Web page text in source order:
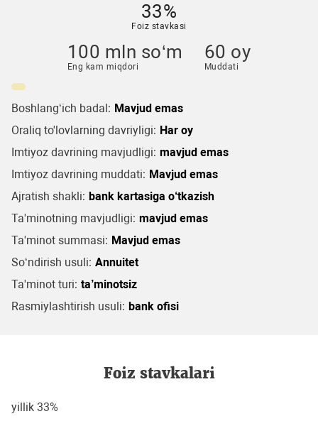
33%
Foiz stavkasi
100 mln so‘m
Eng kam miqdori
60 oy
Muddati
Boshlang‘ich badal: Mavjud emas
Oraliq to'lovlarning davriyligi: Har oy
Imtiyoz davrining mavjudligi: mavjud emas
Imtiyoz davrining muddati: Mavjud emas
Ajratish shakli: bank kartasiga o‘tkazish
Ta'minotning mavjudligi: mavjud emas
Ta'minot summasi: Mavjud emas
So‘ndirish usuli: Annuitet
Ta'minot turi: ta’minotsiz
Rasmiylashtirish usuli: bank ofisi
Foiz stavkalari
yillik 33%